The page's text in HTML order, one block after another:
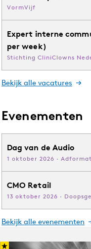
VormVijf
Expert interne
per week)
Stichting CliniClowns
Bekijk alle vacatures
Evenementen
Dag van de Audio
1 oktober 2026 ·
CMO Retail
13 oktober 2026 ·
Bekijk alle evenementen